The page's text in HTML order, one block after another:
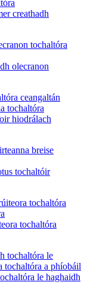
creathadh
olecranon
hiodrálach
tochaltóir
tochaltóra
le haghaidh